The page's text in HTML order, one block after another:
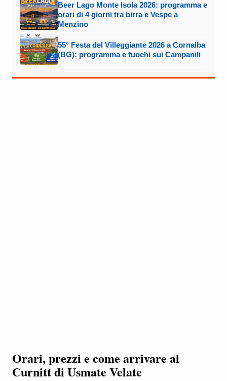
Beer Lago Monte Isola 2026: programma e
orari di 4 giorni tra birra e Vespe a
Menzino
55° Festa del Villeggiante 2026 a Cornalba
(BG): programma e fuochi sui Campanili
Orari, prezzi e come arrivare al
Curnitt di Usmate Velate